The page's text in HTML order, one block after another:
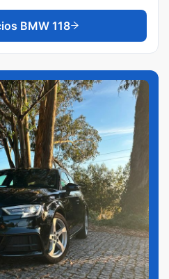
BMW 118